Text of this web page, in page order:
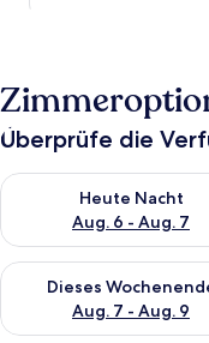
Überprüfe die
Heute Nacht
Aug. 6 - Aug. 7
Überprüfe die
Dieses
Aug. 7 - Aug. 9
Überprüfe die